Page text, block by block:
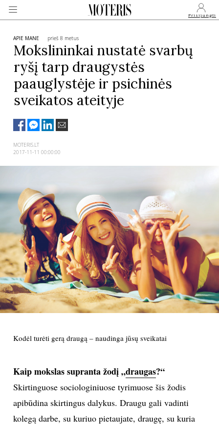
Prisijungti
VEIDAI
MONARCHIJA
MADA
GROŽIS
APIE MANE
PSICHOLOGIJA
HOROSKOPAI
ASTROLOGIJA
LAISVALAIKIS
KINAS
APIE MANE prieš 8 metus
Mokslininkai nustatė svarbų
ryšį tarp draugystės
paauglystėje ir psichinės
sveikatos ateityje
MOTERIS.LT
2017-11-11 00:00:00
Kodėl turėti gerą draugą – naudinga jūsų sveikatai
Kaip mokslas supranta žodį „draugas?“
Skirtinguose sociologiniuose tyrimuose šis žodis
apibūdina skirtingus dalykus. Draugu gali vadinti
kolegą darbe, su kuriuo pietaujate, draugę, su kuria